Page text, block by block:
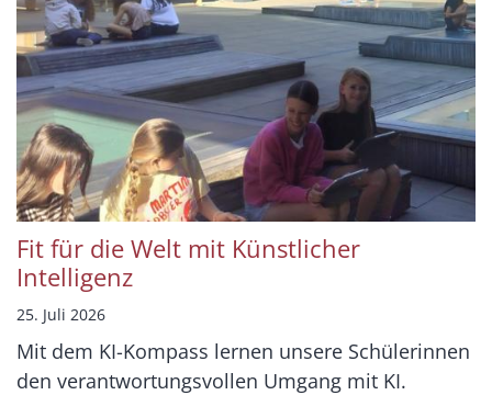
Fit für die Welt mit Künstlicher
Intelligenz
25. Juli 2026
Mit dem KI-Kompass lernen unsere Schülerinnen
den verantwortungsvollen Umgang mit KI.